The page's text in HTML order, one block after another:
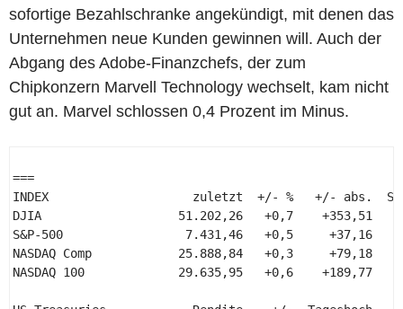
sofortige Bezahlschranke angekündigt, mit denen das
Unternehmen neue Kunden gewinnen will. Auch der
Abgang des Adobe-Finanzchefs, der zum
Chipkonzern Marvell Technology wechselt, kam nicht
gut an. Marvel schlossen 0,4 Prozent im Minus.
===
INDEX                    zuletzt  +/- %   +/- abs.
DJIA                   51.202,26   +0,7    +353,51
S&P-500                 7.431,46   +0,5     +37,16
NASDAQ Comp            25.888,84   +0,3     +79,18
NASDAQ 100             29.635,95   +0,6    +189,77